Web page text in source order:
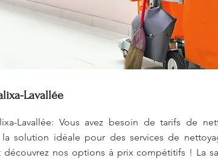
Lavallée
Lavallée: Vous avez besoin de tarifs de
solution idéale pour des services de
découvrez nos options à prix compétitifs ! La